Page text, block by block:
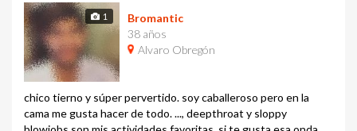
1
Bromantic
38 años
Alvaro Obregón
chico tierno y súper pervertido. soy caballeroso pero en la
cama me gusta hacer de todo. ..., deepthroat y sloppy